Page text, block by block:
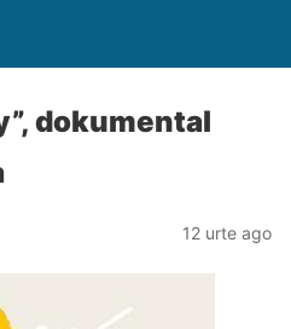
dokumental
12 urte ago